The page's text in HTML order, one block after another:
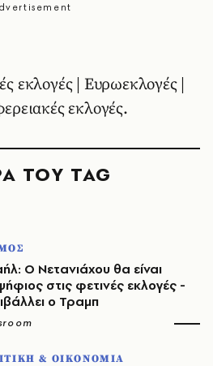
εκλογές | Ευρωεκλογές |
εκλογές.
ΤΟΥ TAG
Ο Νετανιάχου θα είναι
στις φετινές εκλογές -
ο Τραμπ
& ΟΙΚΟΝΟΜΙΑ